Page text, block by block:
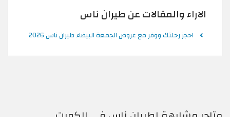
الاراء والمقالات عن طيران ناس
احجز رحلتك ووفر مع عروض الجمعة البيضاء طيران ناس 2026